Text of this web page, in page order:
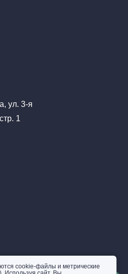
ул. 3-я
1
cookie-файлы и метрические